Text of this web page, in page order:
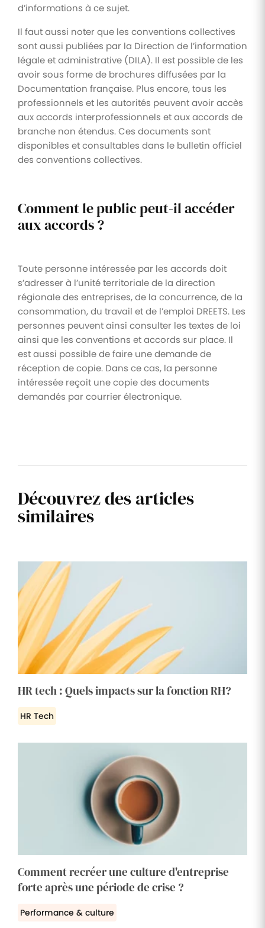
d’informations à ce sujet.
Il faut aussi noter que les conventions collectives
sont aussi publiées par la Direction de l’information
légale et administrative (DILA). Il est possible de les
avoir sous forme de brochures diffusées par la
Documentation française. Plus encore, tous les
professionnels et les autorités peuvent avoir accès
aux accords interprofessionnels et aux accords de
branche non étendus. Ces documents sont
disponibles et consultables dans le bulletin officiel
des conventions collectives.
Comment le public peut-il accéder
aux accords ?
Toute personne intéressée par les accords doit
s’adresser à l’unité territoriale de la direction
régionale des entreprises, de la concurrence, de la
consommation, du travail et de l’emploi DREETS. Les
personnes peuvent ainsi consulter les textes de loi
ainsi que les conventions et accords sur place. Il
est aussi possible de faire une demande de
réception de copie. Dans ce cas, la personne
intéressée reçoit une copie des documents
demandés par courrier électronique.
Découvrez des articles
similaires
HR tech : Quels impacts sur la fonction RH?
HR Tech
Comment recréer une culture d'entreprise
forte après une période de crise ?
Performance & culture